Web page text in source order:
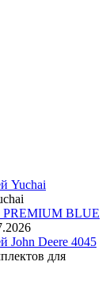
Yuchai
PREMIUM BLUE
John Deere 4045
для